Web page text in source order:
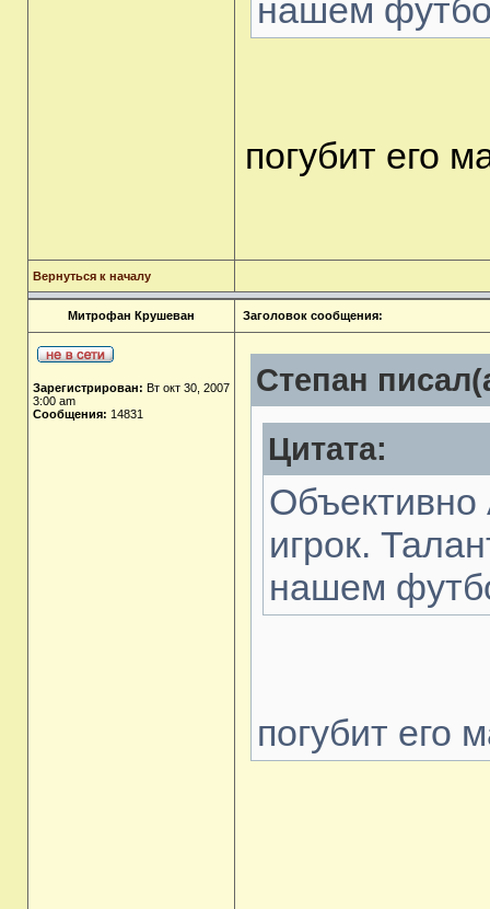
нашем
погубит его
Вернуться к началу
Митрофан Крушеван Заголовок сообщения:
Зарегистрирован: Вт окт 30, 2007
3:00 am
Сообщения: 14831
Степан
Цитата:
игрок.
нашем
погубит его